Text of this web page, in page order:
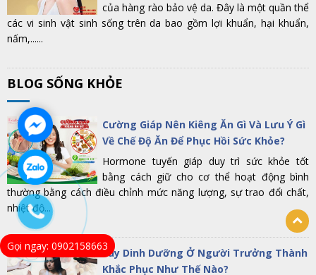
của hàng rào bảo vệ da. Đây là một quần thể
các vi sinh vật sinh sống trên da bao gồm lợi khuẩn, hại khuẩn,
nấm,......
BLOG SỐNG KHỎE
Cường Giáp Nên Kiêng Ăn Gì Và Lưu Ý Gì
Về Chế Độ Ăn Để Phục Hồi Sức Khỏe?
Hormone tuyến giáp duy trì sức khỏe tốt
bằng cách giữ cho cơ thể hoạt động bình
thường bằng cách điều chỉnh mức năng lượng, sự trao đổi chất,
nhiệt độ...
Suy Dinh Dưỡng Ở Người Trưởng Thành
Khắc Phục Như Thế Nào?
Gọi ngay: 0902158663